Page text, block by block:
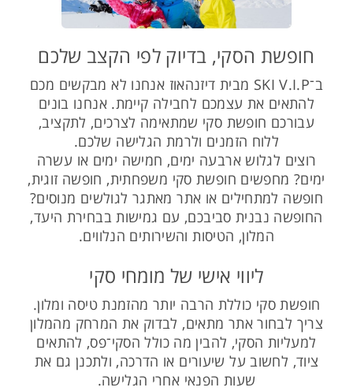
חופשת הסקי, בדיוק לפי הקצב שלכם
ב־SKI V.I.P מבית דיזנהאוז אנחנו לא מבקשים מכם
להתאים את עצמכם לחבילה קיימת. אנחנו בונים
עבורכם חופשת סקי שמתאימה לצרכים, לתקציב,
ללוח הזמנים ולרמת הגלישה שלכם.
רוצים לגלוש ארבעה ימים, חמישה ימים או עשרה
ימים? מחפשים חופשת סקי משפחתית, חופשה זוגית,
חופשה למתחילים או אתר מאתגר לגולשים מנוסים?
החופשה נבנית סביבכם, עם גמישות בבחירת היעד,
המלון, הטיסות והשירותים הנלווים.
ליווי אישי של מומחי סקי
חופשת סקי כוללת הרבה יותר מהזמנת טיסה ומלון.
צריך לבחור אתר מתאים, לבדוק את המרחק מהמלון
למעליות הסקי, להבין מה כולל הסקי־פס, להתאים
ציוד, לחשוב על שיעורים או הדרכה, ולתכנן גם את
שעות הפנאי אחרי הגלישה.